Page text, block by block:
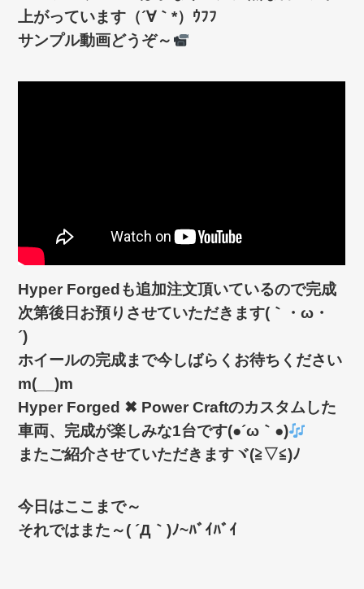
上がっています（´∀｀*）ｳﾌﾌ
サンプル動画どうぞ～
Hyper Forgedも追加注文頂いているので完成
次第後日お預りさせていただきます(｀・ω・
´)ゞ
ホイールの完成まで今しばらくお待ちください
m(__)m
Hyper Forged ✖ Power Craftのカスタムした
車両、完成が楽しみな1台です(●´ω｀●)
またご紹介させていただきますヾ(≧▽≦)ﾉ
今日はここまで～
それではまた～( ´Д｀)ﾉ~ﾊﾞｲﾊﾞｲ